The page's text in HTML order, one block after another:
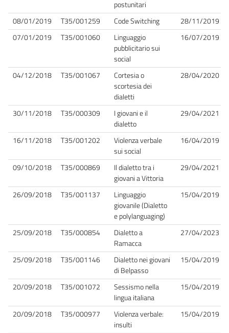
postunitari
08/01/2019
T35/001259 Code Switching
28/11/2019
07/01/2019
T35/001060
Linguaggio
pubblicitario sui
social
16/07/2019
04/12/2018 T35/001067
Cortesia o
scortesia dei
dialetti
28/04/2020
30/11/2018 T35/000309
I giovani e il
dialetto
29/04/2021
16/11/2018 T35/001202
Violenza verbale
sui social
16/04/2019
09/10/2018 T35/000869
Il dialetto tra i
giovani a Vittoria
29/04/2021
26/09/2018 T35/001137
Linguaggio
giovanile (Dialetto
e polylanguaging)
15/04/2019
25/09/2018 T35/000854
Dialetto a
Ramacca
27/04/2023
25/09/2018 T35/001146
Dialetto nei giovani
di Belpasso
15/04/2019
20/09/2018 T35/001072
Sessismo nella
lingua italiana
15/04/2019
20/09/2018 T35/000977
Violenza verbale:
insulti
15/04/2019